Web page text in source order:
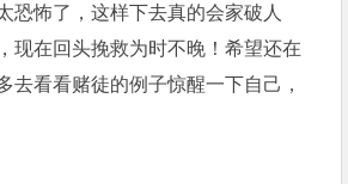
恐怖了，这样下去真的会家破人
现在回头挽救为时不晚！希望还在
去看看赌徒的例子惊醒一下自己，